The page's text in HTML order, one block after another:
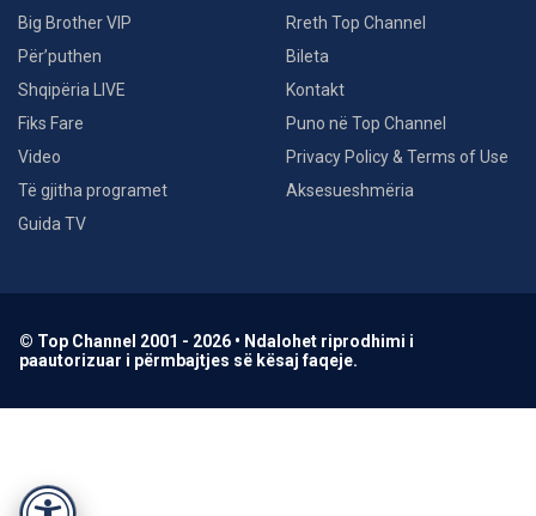
Big Brother VIP
Për’puthen
Shqipëria LIVE
Fiks Fare
Video
Të gjitha programet
Guida TV
Rreth Top Channel
Bileta
Kontakt
Puno në Top Channel
Privacy Policy & Terms of Use
Aksesueshmëria
© Top Channel 2001 - 2026 • Ndalohet riprodhimi i
paautorizuar i përmbajtjes së kësaj faqeje.